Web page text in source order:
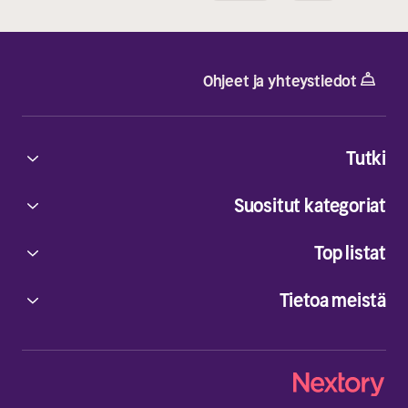
Ohjeet ja yhteystiedot
Tietoa meistä
Tutki
Suositut kategoriat
Top listat